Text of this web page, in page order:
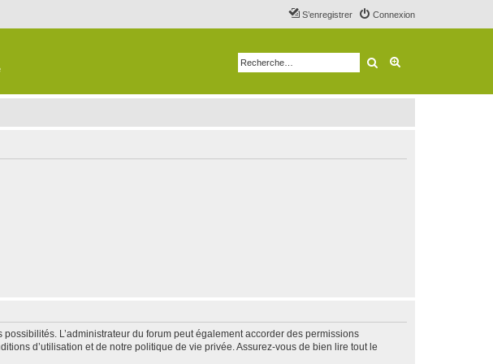
Connexion
S’enregistrer
Rechercher
L’administrateur du forum peut également accorder des permissions
d’utilisation et de notre politique de vie privée. Assurez-vous de bien lire tout le